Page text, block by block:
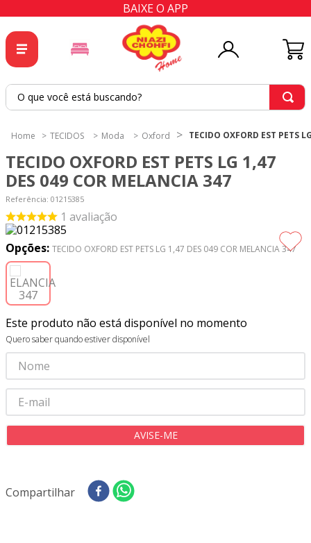
BAIXE O APP
O que você está buscando?
TECIDOS Moda Oxford TECIDO OXFORD EST PETS
TECIDO OXFORD EST PETS LG 1,47
DES 049 COR MELANCIA 347
Referência: 01215385
1 avaliação
Opções: TECIDO OXFORD EST PETS LG 1,47 DES 049 COR MELANCIA 347
Este produto não está disponível no momento
Quero saber quando estiver disponível
Compartilhar
2º
tapete
cortina
4º
tapetes
5º
tecido percal
6
tecido tricoline
7º
tricoline digital
9º
tecido oxford
10º toalha mesa